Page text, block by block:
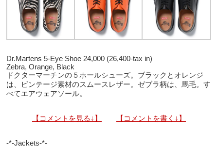
Dr.Martens 5-Eye Shoe 24,000 (26,400-tax in)
Zebra, Orange, Black
ドクターマーチンの５ホールシューズ。ブラックとオレンジ
は、ビンテージ素材のスムースレザー。ゼブラ柄は、馬毛。す
べてエアウェアソール。
【コメントを見る↓】 【コメントを書く↓】
-*-Jackets-*-